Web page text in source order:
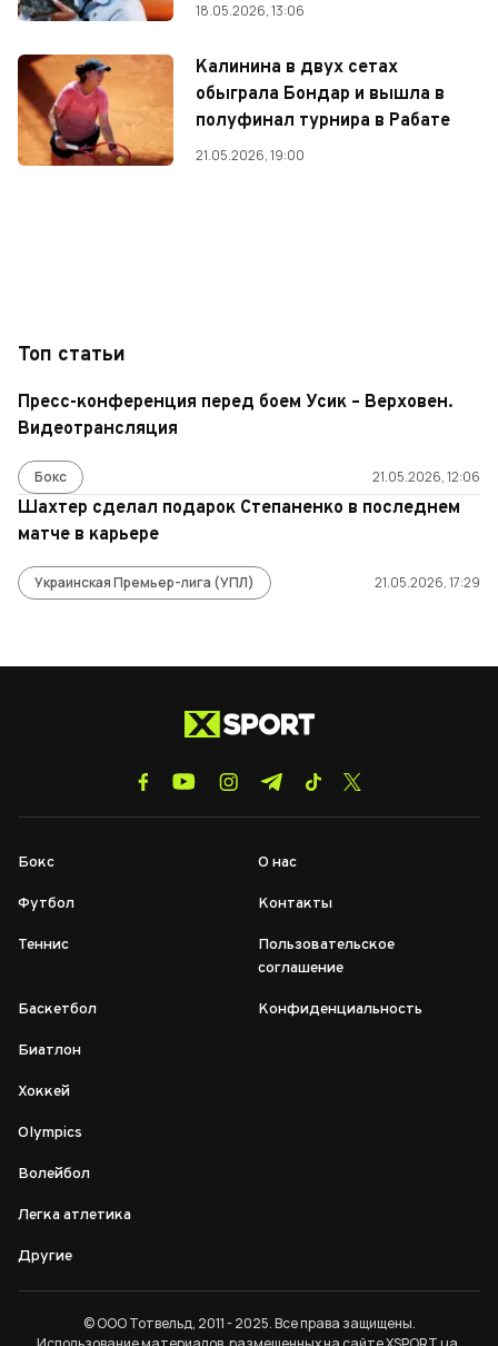
18.05.2026, 13:06
Калинина в двух сетах
обыграла Бондар и вышла в
полуфинал турнира в Рабате
21.05.2026, 19:00
Топ статьи
Пресс-конференция перед боем Усик – Верховен.
Видеотрансляция
Бокс 21.05.2026, 12:06
Шахтер сделал подарок Степаненко в последнем
матче в карьере
Украинская Премьер-лига (УПЛ) 21.05.2026, 17:29
Бокс
Футбол
Теннис
Баскетбол
Биатлон
Хоккей
Olympics
Волейбол
Легка атлетика
Другие
О нас
Контакты
Пользовательское
соглашение
Конфиденциальность
© ООО Тотвельд, 2011 - 2025. Все права защищены.